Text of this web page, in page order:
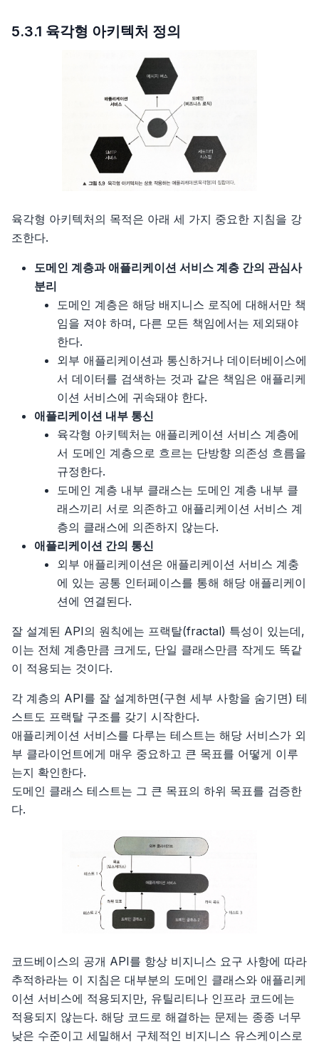
5.3.1 육각형 아키텍처 정의
육각형 아키텍처의 목적은 아래 세 가지 중요한 지침을 강
조한다.
도메인 계층과 애플리케이션 서비스 계층 간의 관심사
분리
도메인 계층은 해당 배지니스 로직에 대해서만 책
임을 져야 하며, 다른 모든 책임에서는 제외돼야
한다.
외부 애플리케이션과 통신하거나 데이터베이스에
서 데이터를 검색하는 것과 같은 책임은 애플리케
이션 서비스에 귀속돼야 한다.
애플리케이션 내부 통신
육각형 아키텍처는 애플리케이션 서비스 계층에
서 도메인 계층으로 흐르는 단방향 의존성 흐름을
규정한다.
도메인 계층 내부 클래스는 도메인 계층 내부 클
래스끼리 서로 의존하고 애플리케이션 서비스 계
층의 클래스에 의존하지 않는다.
애플리케이션 간의 통신
외부 애플리케이션은 애플리케이션 서비스 계충
에 있는 공통 인터페이스를 통해 해당 애플리케이
션에 연결된다.
잘 설계된 API의 원칙에는 프랙탈(fractal) 특성이 있는데,
이는 전체 계층만큼 크게도, 단일 클래스만큼 작게도 똑같
이 적용되는 것이다.
각 계층의 API를 잘 설계하면(구현 세부 사항을 숨기면) 테
스트도 프랙탈 구조를 갖기 시작한다.
애플리케이션 서비스를 다루는 테스트는 해당 서비스가 외
부 클라이언트에게 매우 중요하고 큰 목표를 어떻게 이루
는지 확인한다.
도메인 클래스 테스트는 그 큰 목표의 하위 목표를 검증한
다.
코드베이스의 공개 API를 항상 비지니스 요구 사항에 따라
추적하라는 이 지침은 대부분의 도메인 클래스와 애플리케
이션 서비스에 적용되지만, 유틸리티나 인프라 코드에는
적용되지 않는다. 해당 코드로 해결하는 문제는 종종 너무
낮은 수준이고 세밀해서 구체적인 비지니스 유스케이스로